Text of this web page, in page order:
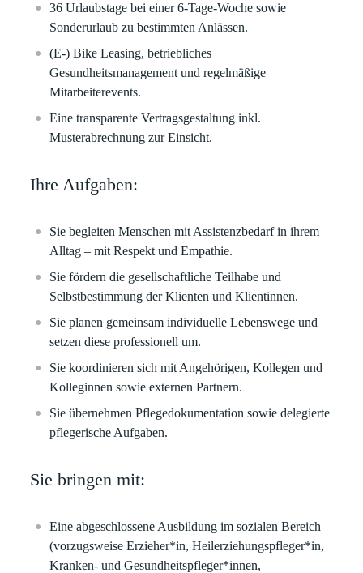
36 Urlaubstage bei einer 6-Tage-Woche sowie
Sonderurlaub zu bestimmten Anlässen.
(E-) Bike Leasing, betriebliches
Gesundheitsmanagement und regelmäßige
Mitarbeiterevents.
Eine transparente Vertragsgestaltung inkl.
Musterabrechnung zur Einsicht.
Ihre Aufgaben:
Sie begleiten Menschen mit Assistenzbedarf in ihrem
Alltag – mit Respekt und Empathie.
Sie fördern die gesellschaftliche Teilhabe und
Selbstbestimmung der Klienten und Klientinnen.
Sie planen gemeinsam individuelle Lebenswege und
setzen diese professionell um.
Sie koordinieren sich mit Angehörigen, Kollegen und
Kolleginnen sowie externen Partnern.
Sie übernehmen Pflegedokumentation sowie delegierte
pflegerische Aufgaben.
Sie bringen mit:
Eine abgeschlossene Ausbildung im sozialen Bereich
(vorzugsweise Erzieher*in, Heilerziehungspfleger*in,
Kranken- und Gesundheitspfleger*innen,